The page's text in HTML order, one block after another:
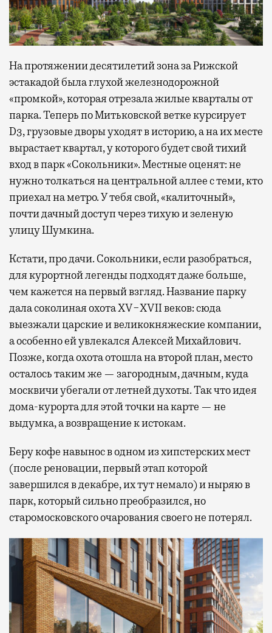
На протяжении десятилетий зона за Рижской
эстакадой была глухой железнодорожной
«промкой», которая отрезала жилые кварталы от
парка. Теперь по Митьковской ветке курсирует
D3, грузовые дворы уходят в историю, а на их месте
вырастает квартал, у которого будет свой тихий
вход в парк «Сокольники». Местные оценят: не
нужно толкаться на центральной аллее с теми, кто
приехал на метро. У тебя свой, «калиточный»,
почти дачный доступ через тихую и зеленую
улицу Шумкина.
Кстати, про дачи. Сокольники, если разобраться,
для курортной легенды подходят даже больше,
чем кажется на первый взгляд. Название парку
дала соколиная охота XV−XVII веков: сюда
выезжали царские и великокняжеские компании,
а особенно ей увлекался Алексей Михайлович.
Позже, когда охота отошла на второй план, место
осталось таким же — загородным, дачным, куда
москвичи убегали от летней духоты. Так что идея
дома-курорта для этой точки на карте — не
выдумка, а возвращение к истокам.
Беру кофе навынос в одном из хипстерских мест
(после реновации, первый этап которой
завершился в декабре, их тут немало) и ныряю в
парк, который сильно преобразился, но
старомосковского очарования своего не потерял.